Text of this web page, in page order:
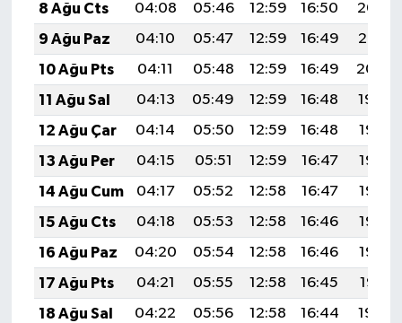
8 Ağu Cts
04:08 05:46 12:59 16:50
20:02
9 Ağu Paz
04:10 05:47 12:59 16:49
20:01
10 Ağu Pts
04:11 05:48 12:59 16:49
20:00
11 Ağu Sal
04:13 05:49 12:59 16:48
19:59
12 Ağu Çar
04:14 05:50 12:59 16:48
19:57
13 Ağu Per
04:15 05:51 12:59 16:47
19:56
14 Ağu Cum
04:17 05:52 12:58 16:47
19:55
15 Ağu Cts
04:18 05:53 12:58 16:46
19:53
16 Ağu Paz
04:20 05:54 12:58 16:46
19:52
17 Ağu Pts
04:21 05:55 12:58 16:45
19:51
18 Ağu Sal
04:22 05:56 12:58 16:44
19:49